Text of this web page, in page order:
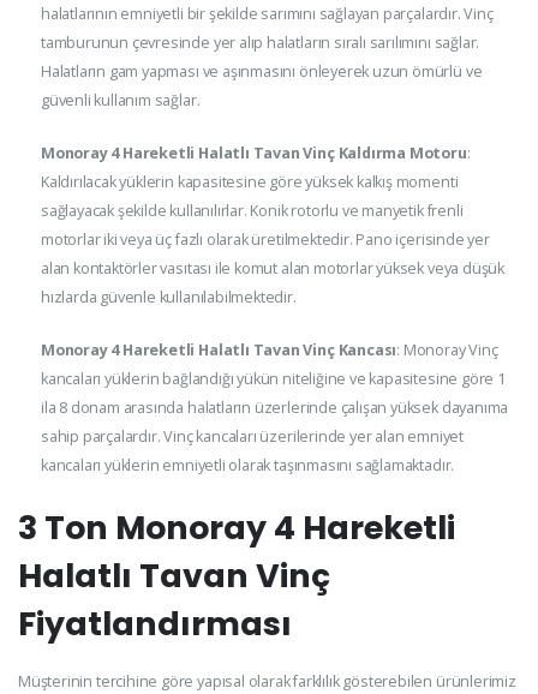
halatlarının emniyetli bir şekilde sarımını sağlayan parçalardır. Vinç
tamburunun çevresinde yer alıp halatların sıralı sarılımını sağlar.
Halatların gam yapması ve aşınmasını önleyerek uzun ömürlü ve
güvenli kullanım sağlar.
Monoray 4 Hareketli Halatlı Tavan Vinç Kaldırma Motoru:
Kaldırılacak yüklerin kapasitesine göre yüksek kalkış momenti
sağlayacak şekilde kullanılırlar. Konik rotorlu ve manyetik frenli
motorlar iki veya üç fazlı olarak üretilmektedir. Pano içerisinde yer
alan kontaktörler vasıtası ile komut alan motorlar yüksek veya düşük
hızlarda güvenle kullanılabilmektedir.
Monoray 4 Hareketli Halatlı Tavan Vinç Kancası: Monoray Vinç
kancaları yüklerin bağlandığı yükün niteliğine ve kapasitesine göre 1
ila 8 donam arasında halatların üzerlerinde çalışan yüksek dayanıma
sahip parçalardır. Vinç kancaları üzerilerinde yer alan emniyet
kancaları yüklerin emniyetli olarak taşınmasını sağlamaktadır.
3 Ton Monoray 4 Hareketli
Halatlı Tavan Vinç
Fiyatlandırması
Müşterinin tercihine göre yapısal olarak farklılık gösterebilen ürünlerimiz